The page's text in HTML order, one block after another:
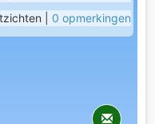
| 0 opmerkingen